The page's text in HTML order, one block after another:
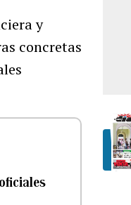
y
concretas